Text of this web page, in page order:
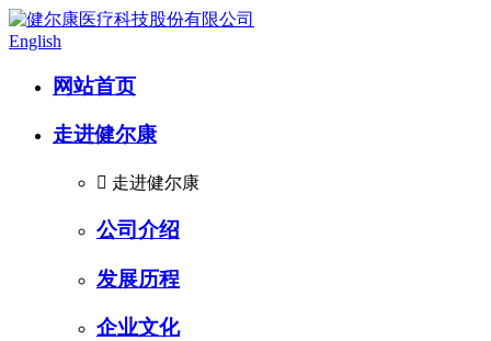
English
网站首页
走进健尔康
 走进健尔康
公司介绍
发展历程
企业文化